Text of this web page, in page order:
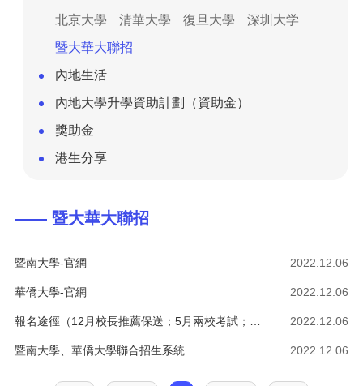
北京大學
清華大學 復旦大學
深圳大学
暨大華大聯招
內地生活
內地大學升學資助計劃（資助金）
獎助金
港生分享
—— 暨大華大聯招
暨南大學-官網 2022.12.06
華僑大學-官網 2022.12.06
報名途徑（12月校長推薦保送；5月兩校考試；7月DSE單獨申請） 2022.12.06
暨南大學、華僑大學聯合招生系統 2022.12.06